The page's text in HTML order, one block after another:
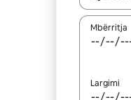
Mbërritja
Largimi